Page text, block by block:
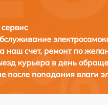
наш счет, ремонт по
курьера в день
после попадания влаги